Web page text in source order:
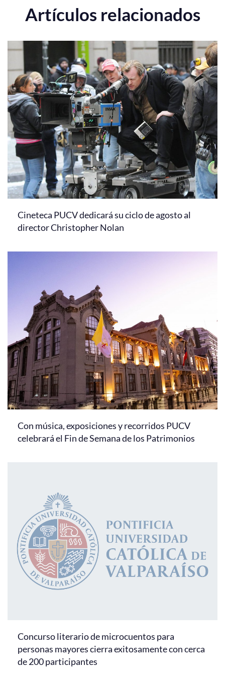
Artículos relacionados
Cineteca PUCV dedicará su ciclo de agosto al
director Christopher Nolan
Con música, exposiciones y recorridos PUCV
celebrará el Fin de Semana de los Patrimonios
Concurso literario de microcuentos para
personas mayores cierra exitosamente con cerca
de 200 participantes